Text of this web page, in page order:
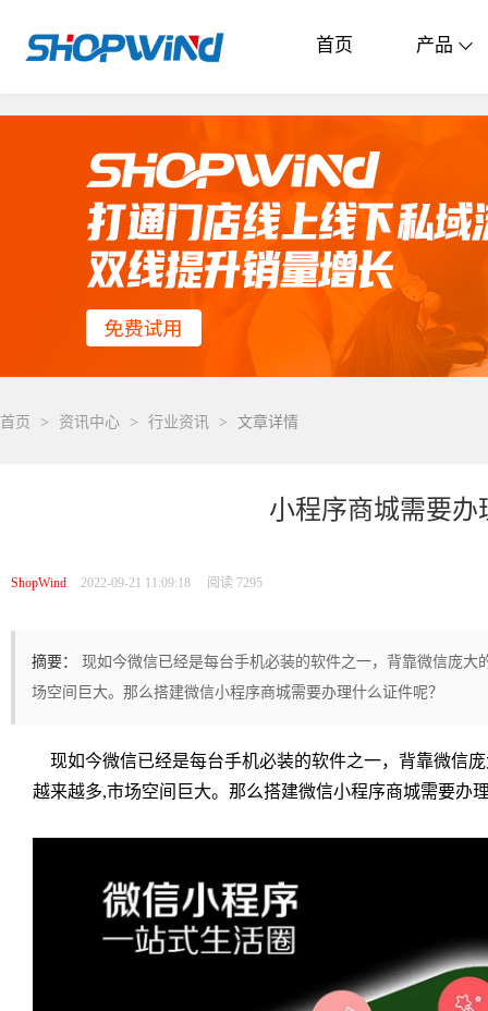
首页 产品
首页 > 资讯中心 > 行业资讯 > 文章详情
小程序商城需要办
ShopWind 2022-09-21 11:09:18 阅读 7295
摘要：
现如今微信已经是每台手机必装的软件之一，背靠微信庞
场空间巨大。那么搭建微信小程序商城需要办理什么证件呢？
现如今微信已经是每台手机必装的软件之一，背靠微信
越来越多,市场空间巨大。那么搭建微信小程序商城需要办